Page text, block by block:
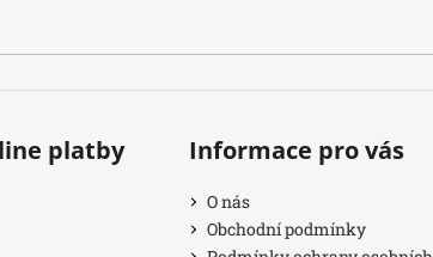
platby Informace pro vás
O nás
Obchodní podmínky